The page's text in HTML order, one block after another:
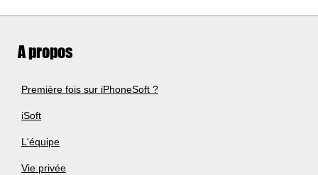
A propos
Première fois sur iPhoneSoft ?
iSoft
L'équipe
Vie privée